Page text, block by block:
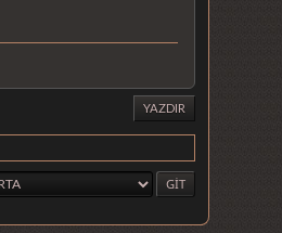
YAZDIR